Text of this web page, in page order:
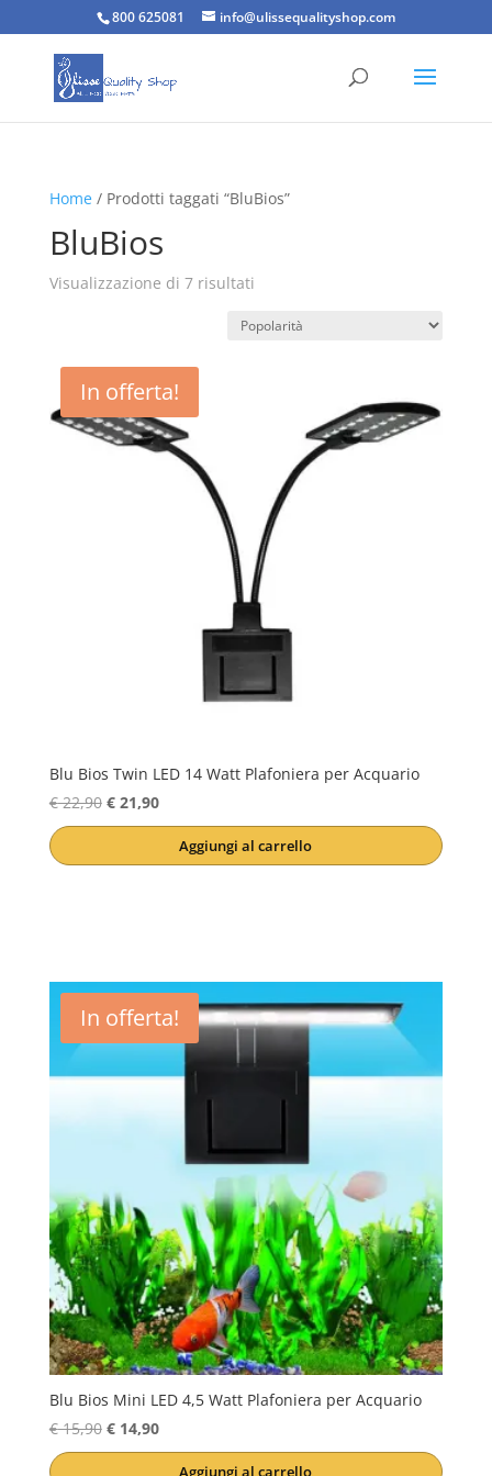
800 625081 info@ulissequalityshop.com
Home/ Prodotti taggati “BluBios”
BluBios
Visualizzazione di 7 risultatiPopolarità
In offerta!
Blu Bios Twin LED 14 Watt Plafoniera per Acquario
€22,90 Il
prezzo
€21,90Il
prezzo
attuale
Aggiungi al carrello
In offerta!
Blu Bios Mini LED 4,5 Watt Plafoniera per Acquario
€15,90 Il
prezzo
€14,90Il
prezzo
Aggiungi al carrello